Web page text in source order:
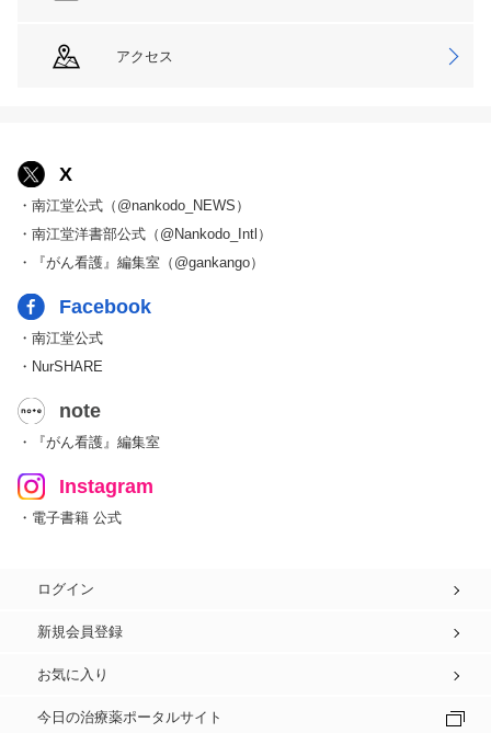
アクセス
X
・南江堂公式（@nankodo_NEWS）
・南江堂洋書部公式（@Nankodo_Intl）
・『がん看護』編集室（@gankango）
Facebook
・南江堂公式
・NurSHARE
note
・『がん看護』編集室
Instagram
・電子書籍 公式
ログイン
新規会員登録
お気に入り
今日の治療薬ポータルサイト